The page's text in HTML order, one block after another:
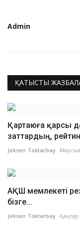
Admin
ҚАТЫСТЫ
Қартаюға қарсы
заттардың,
Jeksen Toktarbay
АҚШ мемлекеті
бізге...
Jeksen Toktarbay Қаңтар